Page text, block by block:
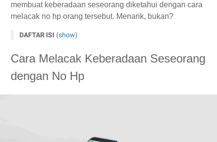
membuat keberadaan seseorang diketahui dengan cara
melacak no hp orang tersebut. Menarik, bukan?
DAFTAR ISI (show)
Cara Melacak Keberadaan Seseorang
dengan No Hp